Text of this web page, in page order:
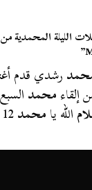
الليلة المحمدية
رشدي قدم
إلقاءمحمد
الله يامحمد12 – زينب يونس قدمت…